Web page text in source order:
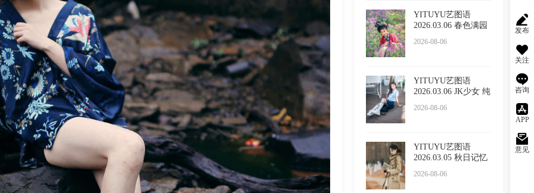
发布
关注
咨询
APP
意见
YITUYU艺图语
2026.03.06 春色满园
2026-08-06
YITUYU艺图语
2026.03.06 JK少女 纯
2026-08-06
YITUYU艺图语
2026.03.05 秋日记忆
2026-08-06